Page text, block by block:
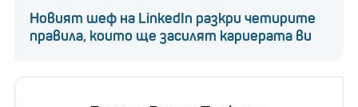
Новият шеф на LinkedIn разкри четирите
правила, които ще засилят кариерата ви